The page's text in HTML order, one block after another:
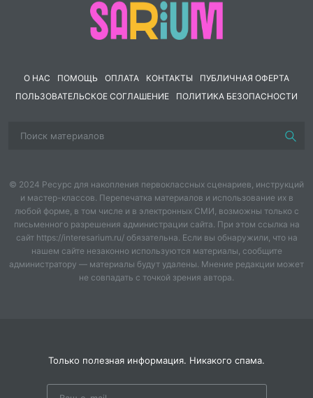
Целью данной консультации является ознакомление
педагогов дошкольных образовательных
дошкольного возраста основ экологической
культуры и ответственного отношения к природе. В
цели, задачи и содержание данной программы, а
Программа "Эколята-дошколята"
Общая характеристика программы
Программа "Эколята-дошколята" была разработана
Всероссийской общественной организацией
"Движение Эколят - Молодых защитников природы"
в целях экологического воспитания детей
Основные цели и задачи программы
О НАС ПОМОЩЬ ОПЛАТА КОНТАКТЫ
ПУБЛИЧНАЯ ОФЕРТА
ПОЛЬЗОВАТЕЛЬСКОЕ СОГЛАШЕНИЕ
ПОЛИТИКА БЕЗОПАСНОСТИ
© 2024 Ресурс для накопления первоклассных сценариев, инструкций
и мастер-классов. Перепечатка материалов и использование их в
любой форме, в том числе и в электронных СМИ, возможны только с
письменного разрешения администрации сайта. При этом ссылка на
сайт https://interesarium.ru/ обязательна. Если вы обнаружили, что на
нашем сайте незаконно используются материалы, сообщите
администратору — материалы будут удалены. Мнение редакции может
не совпадать с точкой зрения автора.
Только полезная информация. Никакого спама.